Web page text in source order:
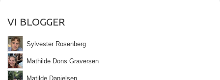
VI BLOGGER
Sylvester Rosenberg
Mathilde Dons Graversen
Matilde Danielsen